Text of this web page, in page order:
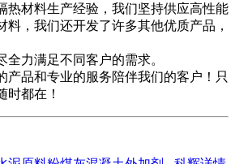
热材料生产经验，我们坚持供应高性能
料，我们还开发了许多其他优质产品，
力满足不同客户的需求。
产品和专业的服务陪伴我们的客户！只
时都在！